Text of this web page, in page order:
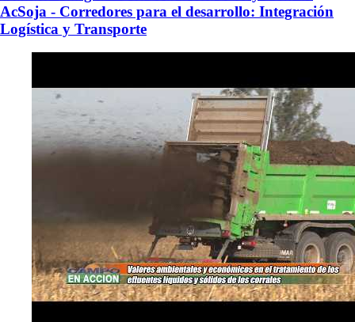
AcSoja - Corredores para el desarrollo: Integración
Logística y Transporte